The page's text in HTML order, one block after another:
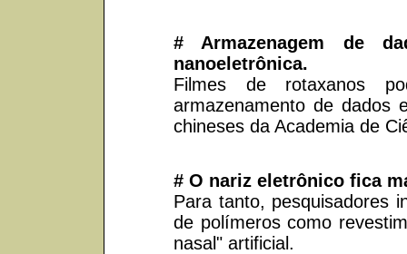
# Armazenagem de
nanoeletrônica.
Filmes de rotaxanos
armazenamento de dados
chineses da Academia de
# O nariz eletrônico fica
Para tanto, pesquisadores
de polímeros como
nasal" artificial.